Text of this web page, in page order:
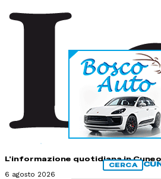
L'informazione quotidiana in
6 agosto 2026
CERCA